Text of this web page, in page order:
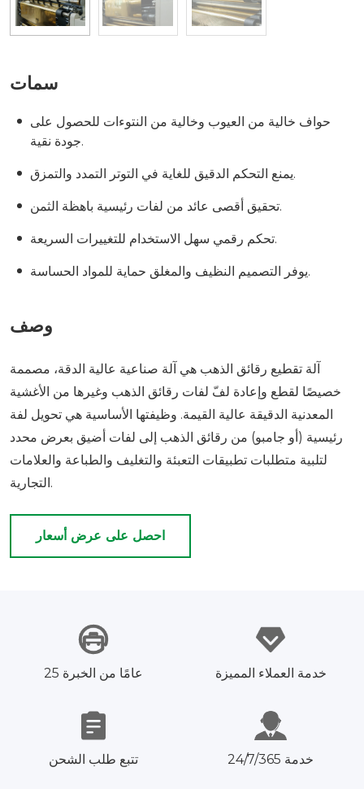
سمات
حواف خالية من العيوب وخالية من النتوءات للحصول على
جودة نقية.
يمنع التحكم الدقيق للغاية في التوتر التمدد والتمزق.
تحقيق أقصى عائد من لفات رئيسية باهظة الثمن.
تحكم رقمي سهل الاستخدام للتغييرات السريعة.
يوفر التصميم النظيف والمغلق حماية للمواد الحساسة.
وصف
آلة تقطيع رقائق الذهب هي آلة صناعية عالية الدقة، مصممة
خصيصًا لقطع وإعادة لفّ لفات رقائق الذهب وغيرها من الأغشية
المعدنية الدقيقة عالية القيمة. وظيفتها الأساسية هي تحويل لفة
رئيسية (أو جامبو) من رقائق الذهب إلى لفات أضيق بعرض محدد
لتلبية متطلبات تطبيقات التعبئة والتغليف والطباعة والعلامات
التجارية.
احصل على عرض أسعار
25 عامًا من الخبرة خدمة العملاء المميزة
تتبع طلب الشحن خدمة 24/7/365